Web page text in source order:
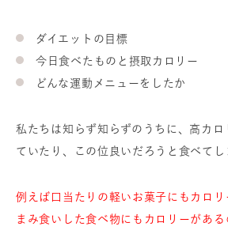
ダイエットの目標
今日食べたものと摂取カロリー
どんな運動メニューをしたか
私たちは知らず知らずのうちに、高カロ
ていたり、この位良いだろうと食べてし
例えば口当たりの軽いお菓子にもカロ
まみ食いした食べ物にもカロリーがある